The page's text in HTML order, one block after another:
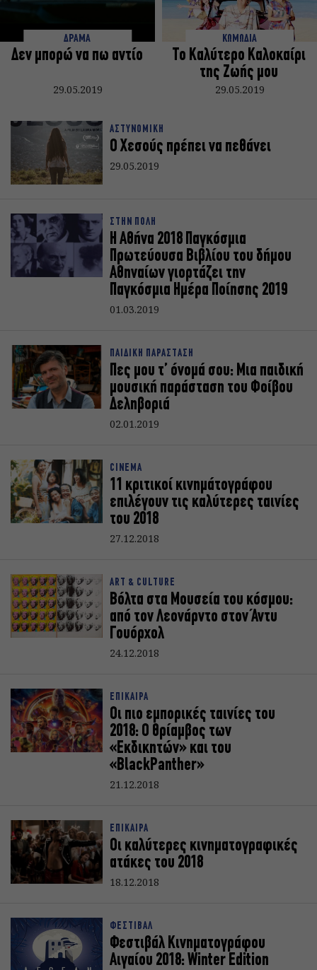
ΔΡΑΜΑ
Δεν μπορώ να πω αντίο
29.05.2019
ΚΩΜΩΔΙΑ
Το Καλύτερο Καλοκαίρι
της Ζωής μου
29.05.2019
ΑΣΤΥΝΟΜΙΚΗ
Ο Χεσούς πρέπει να πεθάνει
29.05.2019
ΣΤΗΝ ΠΟΛΗ
Η Αθήνα 2018 Παγκόσμια
Πρωτεύουσα Βιβλίου του δήμου
Αθηναίων γιορτάζει την
Παγκόσμια Ημέρα Ποίησης 2019
01.03.2019
ΠΑΙΔΙΚΗ ΠΑΡΑΣΤΑΣΗ
Πες μου τ’ όνομά σου: Μια παιδική
μουσική παράσταση του Φοίβου
Δεληβοριά
02.01.2019
CINEMA
11 κριτικοί κινημάτογράφου
επιλέγουν τις καλύτερες ταινίες
του 2018
27.12.2018
ART & CULTURE
Βόλτα στα Μουσεία του κόσμου:
από τον Λεονάρντο στον Άντυ
Γουόρχολ
24.12.2018
ΕΠΙΚΑΙΡΑ
Οι πιο εμπορικές ταινίες του
2018: Ο θρίαμβος των
«Εκδικητών» και του
«BlackPanther»
21.12.2018
ΕΠΙΚΑΙΡΑ
Οι καλύτερες κινηματογραφικές
ατάκες του 2018
18.12.2018
ΦΕΣΤΙΒΑΛ
Φεστιβάλ Κινηματογράφου
Αιγαίου 2018: Winter Edition